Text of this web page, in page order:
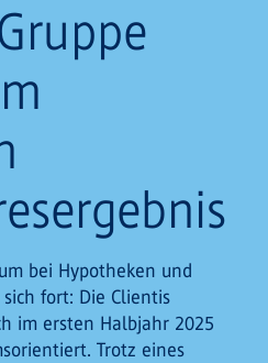
bei Hypotheken und
fort: Die Clientis
im ersten Halbjahr 2025
Trotz eines